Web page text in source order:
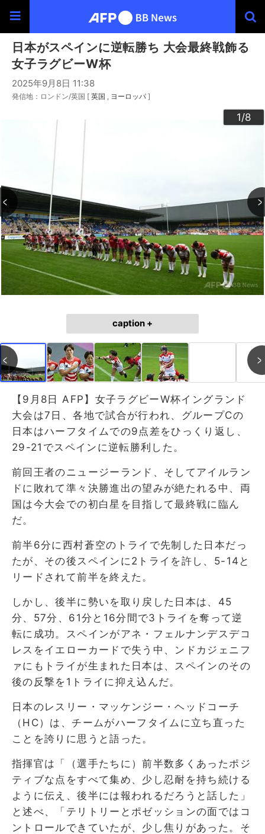
日本がスペインに逆転勝ち 大会最終戦飾る
女子ラグビーW杯
2025年9月8日 11:38
発信地：ロンドン/英国 [ 英国 ヨーロッパ ]
1/8
2/8
3/8
4/8
5/8
6/8
7/8
8/8
caption +
【9月8日 AFP】女子ラグビーW杯イングランド
大会は7日、各地で試合が行われ、グループCの
日本はハーフタイムでの9点差をひっくり返し、
29-21でスペインに逆転勝利した。
前回王者のニュージーランド、そしてアイルラン
ドに敗れて準々決勝進出の望みが絶たれる中、両
国は今大会での初白星を目指して最終戦に臨ん
だ。
前半6分に西村蒼空のトライで先制した日本だっ
たが、その後スペインに2トライを許し、5-14と
リードされて前半を終えた。
しかし、後半に勢いを取り戻した日本は、45
分、57分、61分と16分間で3トライを奪って逆
転に成功。スペインがアネ・フェルナンデスデコ
レスをイエローカードで失う中、ンドカジェニフ
ァにもトライが生まれた日本は、スペインのその
後の反撃を1トライに抑え込んだ。
日本のレスリー・マッケンジー・ヘッドコーチ
（HC）は、チームがハーフタイムに立ち直った
ことを誇りに思うと語った。
指揮官は「（選手たちに）前半数多くあったポジ
ティブな点をすべて集め、少し忍耐を持ち続ける
ように伝え、後半には報われるだろうと話した」
と述べ、「テリトリーとポゼッションの面ではコ
ントロールできていたが、少し焦りがあった。そ